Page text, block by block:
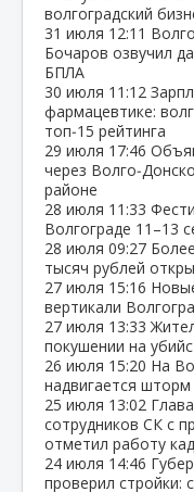
волгоградский
31 июля 12:11
Бочаров озвучил
БПЛА
30 июля 11:12
фармацевтике:
топ‑15 рейтинга
29 июля 17:46
через
районе
28 июля 11:33
Волгограде 11–13
28 июля 09:27
тысяч рублей
27 июля 15:16
вертикали
27 июля 13:33
покушении на
26 июля 15:20 На
надвигается шторм
25 июля 13:02
сотрудников СК с
отметил работу
24 июля 14:46
проверил стройки: